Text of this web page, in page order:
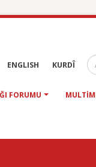
ENGLISH KURDÎ
FORUMU